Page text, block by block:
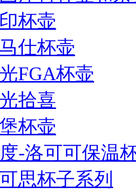
杯壶
仕杯壶
FGA杯壶
拾喜
杯壶
-洛可可保温
思杯子系列